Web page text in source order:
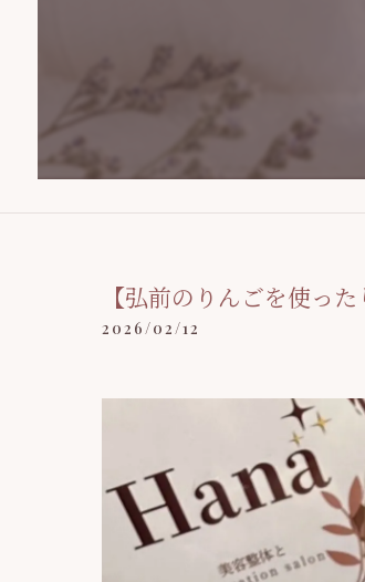
【弘前のりんごを使った
2026/02/12